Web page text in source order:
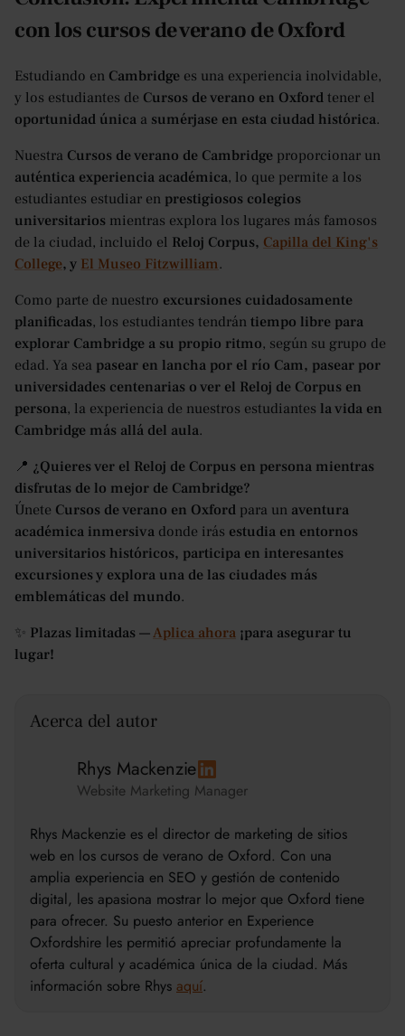
con los cursos de verano de Oxford
Estudiando en Cambridge es una experiencia inolvidable,
y los estudiantes de Cursos de verano en Oxford tener el
oportunidad única a sumérjase en esta ciudad histórica.
Nuestra Cursos de verano de Cambridge proporcionar un
auténtica experiencia académica, lo que permite a los
estudiantes estudiar en prestigiosos colegios
universitarios mientras explora los lugares más famosos
de la ciudad, incluido el Reloj Corpus, Capilla del King's
College, y El Museo Fitzwilliam.
Como parte de nuestro excursiones cuidadosamente
planificadas, los estudiantes tendrán tiempo libre para
explorar Cambridge a su propio ritmo, según su grupo de
edad. Ya sea pasear en lancha por el río Cam, pasear por
universidades centenarias o ver el Reloj de Corpus en
persona, la experiencia de nuestros estudiantes la vida en
Cambridge más allá del aula.
📍 ¿Quieres ver el Reloj de Corpus en persona mientras
disfrutas de lo mejor de Cambridge?
Únete Cursos de verano en Oxford para un aventura
académica inmersiva donde irás estudia en entornos
universitarios históricos, participa en interesantes
excursiones y explora una de las ciudades más
emblemáticas del mundo.
✨ Plazas limitadas —Aplica ahora ¡para asegurar tu
lugar!
Acerca del autor
Rhys Mackenzie
Website Marketing Manager
Rhys Mackenzie es el director de marketing de sitios
web en los cursos de verano de Oxford. Con una
amplia experiencia en SEO y gestión de contenido
digital, les apasiona mostrar lo mejor que Oxford tiene
para ofrecer. Su puesto anterior en Experience
Oxfordshire les permitió apreciar profundamente la
oferta cultural y académica única de la ciudad. Más
información sobre Rhys aquí.